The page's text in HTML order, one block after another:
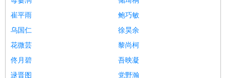
崔平雨
鲍巧敏
乌国仁
徐昊余
花微芸
黎尚柯
佟月碧
吾映凝
逯晋图
党野瀚